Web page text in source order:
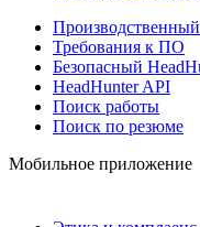
Требования к ПО
Безопасный
HeadHunter API
Поиск работы
Поиск по резюме
Мобильное приложение